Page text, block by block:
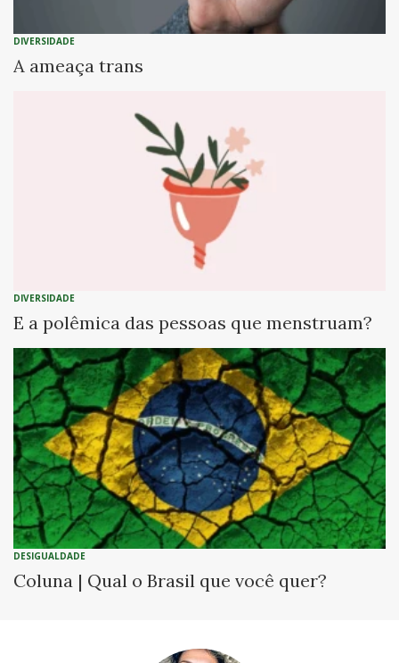
DIVERSIDADE
A ameaça trans
DIVERSIDADE
E a polêmica das pessoas que menstruam?
DESIGUALDADE
Coluna | Qual o Brasil que você quer?